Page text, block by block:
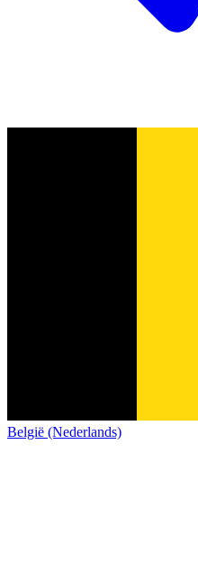
België (Nederlands)